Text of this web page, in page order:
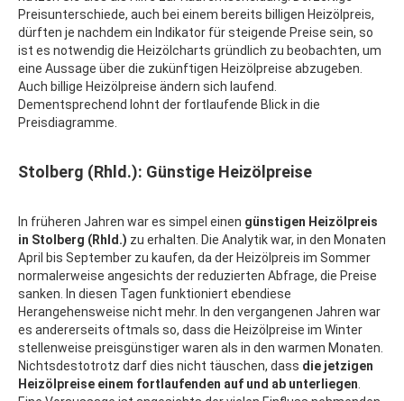
Preisunterschiede, auch bei einem bereits billigen Heizölpreis,
dürften je nachdem ein Indikator für steigende Preise sein, so
ist es notwendig die Heizölcharts gründlich zu beobachten, um
eine Aussage über die zukünftigen Heizölpreise abzugeben.
Auch billige Heizölpreise ändern sich laufend.
Dementsprechend lohnt der fortlaufende Blick in die
Preisdiagramme.
Stolberg (Rhld.): Günstige Heizölpreise
In früheren Jahren war es simpel einen günstigen Heizölpreis
in Stolberg (Rhld.) zu erhalten. Die Analytik war, in den Monaten
April bis September zu kaufen, da der Heizölpreis im Sommer
normalerweise angesichts der reduzierten Abfrage, die Preise
sanken. In diesen Tagen funktioniert ebendiese
Herangehensweise nicht mehr. In den vergangenen Jahren war
es andererseits oftmals so, dass die Heizölpreise im Winter
stellenweise preisgünstiger waren als in den warmen Monaten.
Nichtsdestotrotz darf dies nicht täuschen, dass die jetzigen
Heizölpreise einem fortlaufenden auf und ab unterliegen